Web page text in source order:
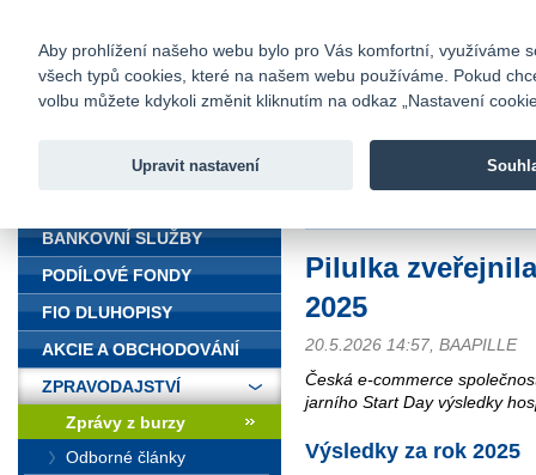
Fio banka
Fio banka
Pilulka
2025
20.5.2026 14:57, BAAPILLE
Česká e-commerce
jarního Start Day výsledky
Výsledky za rok 2025
BANKOVNÍ SLUŽBY
PODÍLOVÉ FONDY
FIO DLUHOPISY
AKCIE A OBCHODOVÁNÍ
ZPRAVODAJSTVÍ
Zprávy z burzy
Odborné články
Aby prohlížení našeho webu bylo pro Vás komfortní, využíváme
všech typů cookies, které na našem webu používáme. Pokud
volbu můžete kdykoli změnit kliknutím na odkaz „Nastavení
Upravit nastavení